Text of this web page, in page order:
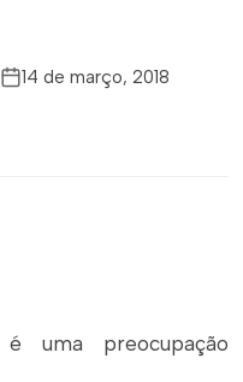
14 de março, 2018
uma preocupação